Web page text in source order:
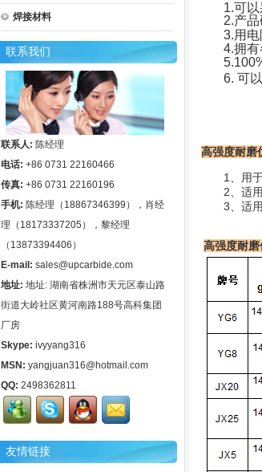
焊接材料
联系我们
联系人: 陈经理
电话: +86 0731 22160466
传真: +86 0731 22160196
手机: 陈经理（18867346399），肖经
理（18173337205），黎经理
（13873394406）
E-mail: sales@upcarbide.com
地址: 地址: 湖南省株洲市天元区泰山路
街道大岭社区黄河南路188号高科集团
厂房
Skype: ivyyang316
MSN: yangjuan316@hotmail.com
QQ: 2498362811
友情链接
1.可
2.产品硬
3.用电
4.拥
6. 可
高强度耐磨
1、用于
2、适
3、适
高强度耐磨